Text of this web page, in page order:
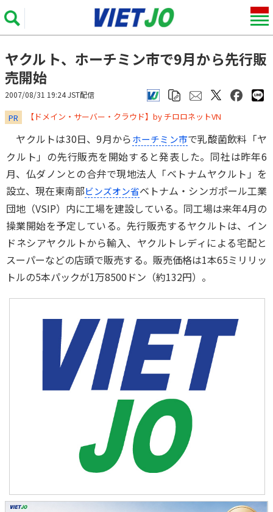
ヤクルト、ホーチミン市で9月から先行販
売開始
2007/08/31 19:24 JST配信
PR ​​​​​​​【ドメイン・サーバー・クラウド】by チロロネットVN
ヤクルトは30日、9月からホーチミン市で乳酸菌飲料「ヤ
クルト」の先行販売を開始すると発表した。同社は昨年6
月、仏ダノンとの合弁で現地法人「ベトナムヤクルト」を
設立、現在東南部ビンズオン省ベトナム・シンガポール工業
団地（VSIP）内に工場を建設している。同工場は来年4月の
操業開始を予定している。先行販売するヤクルトは、イン
ドネシアヤクルトから輸入、ヤクルトレディによる宅配と
スーパーなどの店頭で販売する。販売価格は1本65ミリリッ
トルの5本パックが1万8500ドン（約132円）。